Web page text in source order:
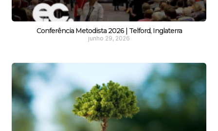
Conferência Metodista 2026 | Telford, Inglaterra
junho 29, 2026